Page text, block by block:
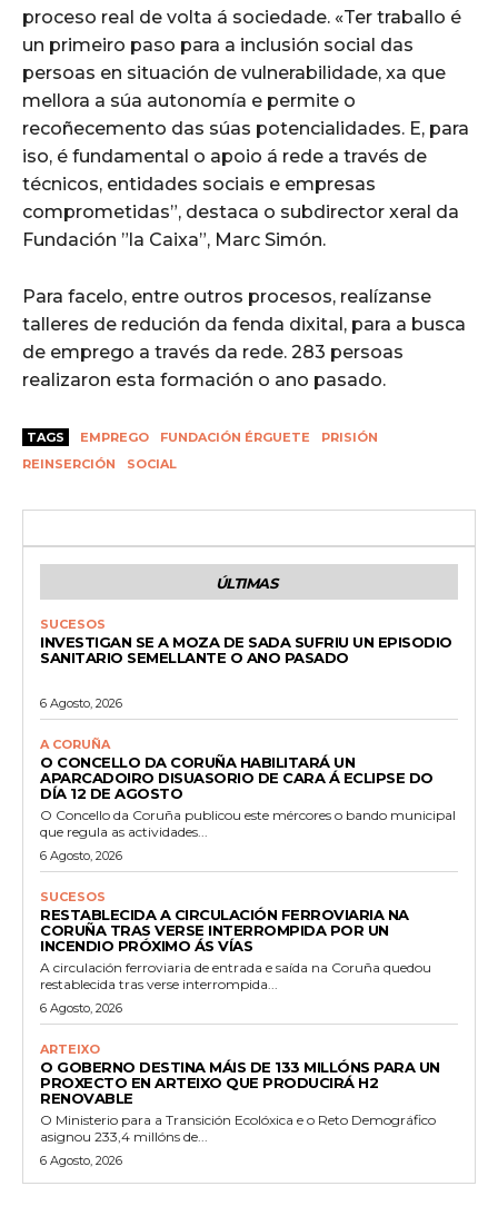
proceso real de volta á sociedade. «Ter traballo é
un primeiro paso para a inclusión social das
persoas en situación de vulnerabilidade, xa que
mellora a súa autonomía e permite o
recoñecemento das súas potencialidades. E, para
iso, é fundamental o apoio á rede a través de
técnicos, entidades sociais e empresas
comprometidas”, destaca o subdirector xeral da
Fundación ”la Caixa”, Marc Simón.
Para facelo, entre outros procesos, realízanse
talleres de redución da fenda dixital, para a busca
de emprego a través da rede. 283 persoas
realizaron esta formación o ano pasado.
TAGS EMPREGO FUNDACIÓN ÉRGUETE
PRISIÓN
REINSERCIÓN
SOCIAL
ÚLTIMAS
SUCESOS
INVESTIGAN SE A MOZA DE SADA SUFRIU UN EPISODIO
SANITARIO SEMELLANTE O ANO PASADO
6 Agosto, 2026
A CORUÑA
O CONCELLO DA CORUÑA HABILITARÁ UN
APARCADOIRO DISUASORIO DE CARA Á ECLIPSE DO
DÍA 12 DE AGOSTO
O Concello da Coruña publicou este mércores o bando municipal
que regula as actividades...
6 Agosto, 2026
SUCESOS
RESTABLECIDA A CIRCULACIÓN FERROVIARIA NA
CORUÑA TRAS VERSE INTERROMPIDA POR UN
INCENDIO PRÓXIMO ÁS VÍAS
A circulación ferroviaria de entrada e saída na Coruña quedou
restablecida tras verse interrompida...
6 Agosto, 2026
ARTEIXO
O GOBERNO DESTINA MÁIS DE 133 MILLÓNS PARA UN
PROXECTO EN ARTEIXO QUE PRODUCIRÁ H2
RENOVABLE
O Ministerio para a Transición Ecolóxica e o Reto Demográfico
asignou 233,4 millóns de...
6 Agosto, 2026